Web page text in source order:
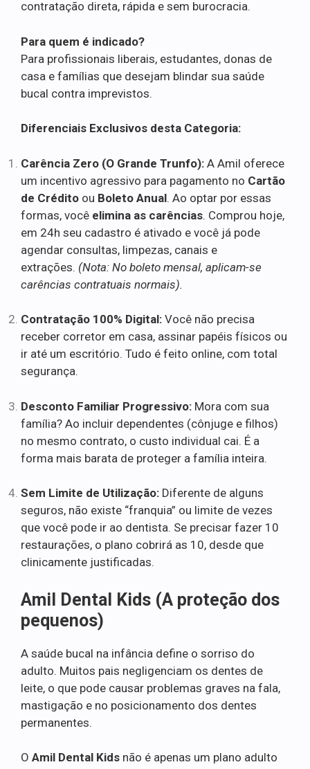
contratação direta, rápida e sem burocracia.
Para quem é indicado?
Para profissionais liberais, estudantes, donas de
casa e famílias que desejam blindar sua saúde
bucal contra imprevistos.
Diferenciais Exclusivos desta Categoria:
Carência Zero (O Grande Trunfo): A Amil oferece
um incentivo agressivo para pagamento no Cartão
de Crédito ou Boleto Anual. Ao optar por essas
formas, você elimina as carências. Comprou hoje,
em 24h seu cadastro é ativado e você já pode
agendar consultas, limpezas, canais e
extrações. (Nota: No boleto mensal, aplicam-se
carências contratuais normais).
Contratação 100% Digital: Você não precisa
receber corretor em casa, assinar papéis físicos ou
ir até um escritório. Tudo é feito online, com total
segurança.
Desconto Familiar Progressivo: Mora com sua
família? Ao incluir dependentes (cônjuge e filhos)
no mesmo contrato, o custo individual cai. É a
forma mais barata de proteger a família inteira.
Sem Limite de Utilização: Diferente de alguns
seguros, não existe “franquia” ou limite de vezes
que você pode ir ao dentista. Se precisar fazer 10
restaurações, o plano cobrirá as 10, desde que
clinicamente justificadas.
Amil Dental Kids (A proteção dos
pequenos)
A saúde bucal na infância define o sorriso do
adulto. Muitos pais negligenciam os dentes de
leite, o que pode causar problemas graves na fala,
mastigação e no posicionamento dos dentes
permanentes.
O Amil Dental Kids não é apenas um plano adulto